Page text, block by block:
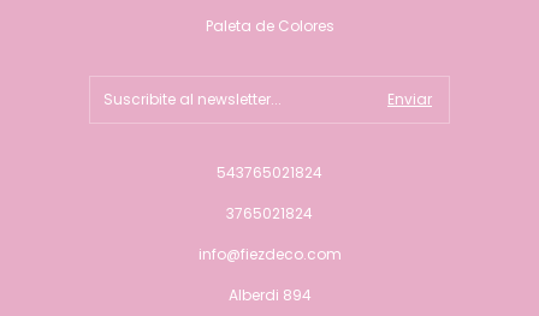
Paleta de Colores
543765021824
3765021824
info@fiezdeco.com
Alberdi 894